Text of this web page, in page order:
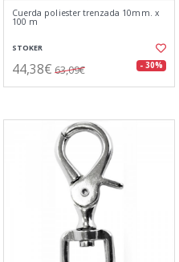
Cuerda poliester trenzada 10mm. x
100 m
STOKER
44,38€ 63,09€ - 30%